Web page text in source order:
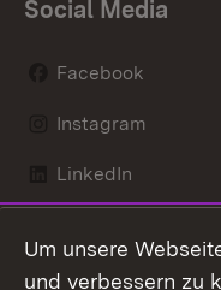
Social Media
Facebook
Instagram
LinkedIn
X / Twitter
Um unsere
und verbessern zu